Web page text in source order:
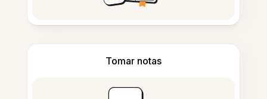
Tomar notas